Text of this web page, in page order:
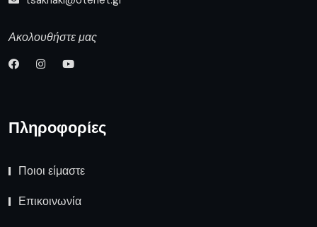
Ακολουθήστε μας
Πληροφορίες
Ποιοι είμαστε
Επικοινωνία